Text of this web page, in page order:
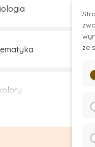
kosmiczna
ze